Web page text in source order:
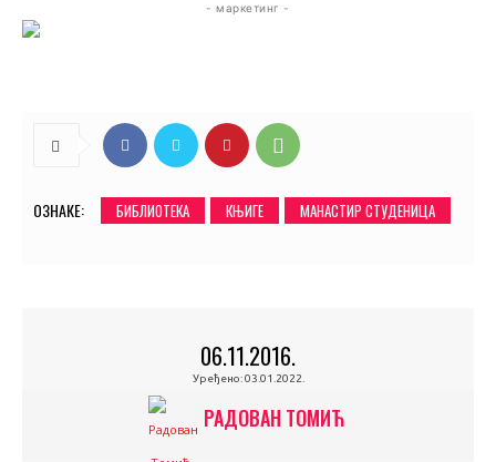
- маркетинг -
ОЗНАКЕ: БИБЛИОТЕКА КЊИГЕ МАНАСТИР СТУДЕНИЦА
06.11.2016.
Уређено: 03.01.2022.
РАДОВАН ТОМИЋ